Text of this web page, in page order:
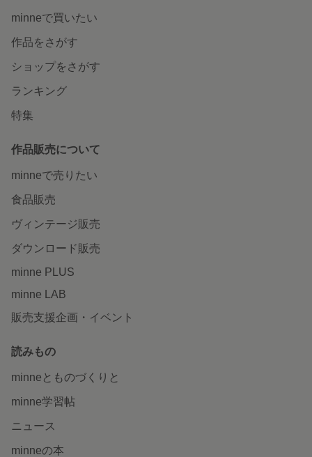
minneで買いたい
作品をさがす
ショップをさがす
ランキング
特集
作品販売について
minneで売りたい
食品販売
ヴィンテージ販売
ダウンロード販売
minne PLUS
minne LAB
販売支援企画・イベント
読みもの
minneとものづくりと
minne学習帖
ニュース
minneの本